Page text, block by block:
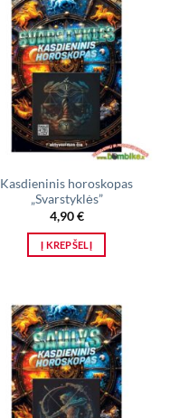
Kasdieninis horoskopas
„Svarstyklės”
4,90€
Į KREPŠELĮ